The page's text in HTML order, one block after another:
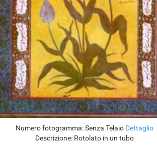
Numero fotogramma: Senza Telaio Dettaglio
Descrizione: Rotolato in un tubo